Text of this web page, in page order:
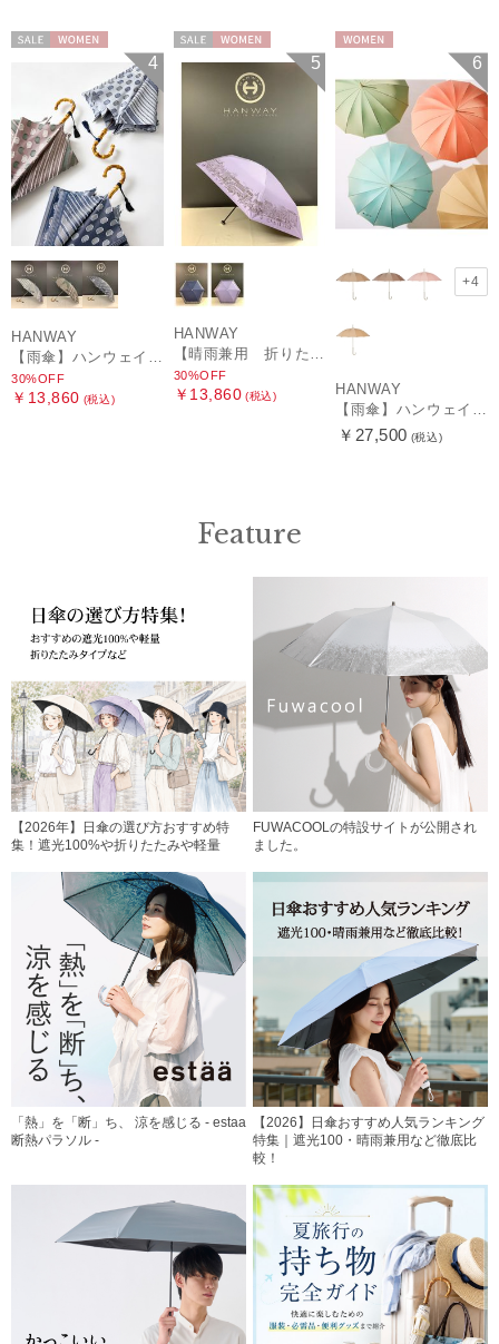
4
HANWAY
30%OFF
￥13,860 (税込)
5
HANWAY
30%OFF
￥13,860 (税込)
6
+4
HANWAY
￥27,500 (税込)
Feature
【2026年】日傘の選び方おすすめ特
集！遮光100%や折りたたみや軽量
FUWACOOLの特設サイトが公開され
ました。
「熱」を「断」ち、 涼を感じる - estaa
断熱パラソル -
【2026】日傘おすすめ人気ランキング
特集｜遮光100・晴雨兼用など徹底比
較！